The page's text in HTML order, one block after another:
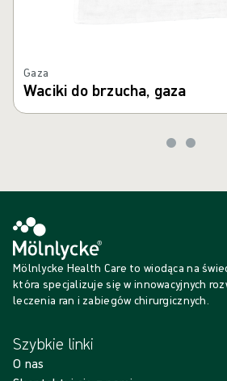
Gaza
Waciki do brzucha, gaza
Mölnlycke Health Care to wiodąca na
która specjalizuje się w innowacyjnych
leczenia ran i zabiegów chirurgicznych.
Szybkie linki
O nas